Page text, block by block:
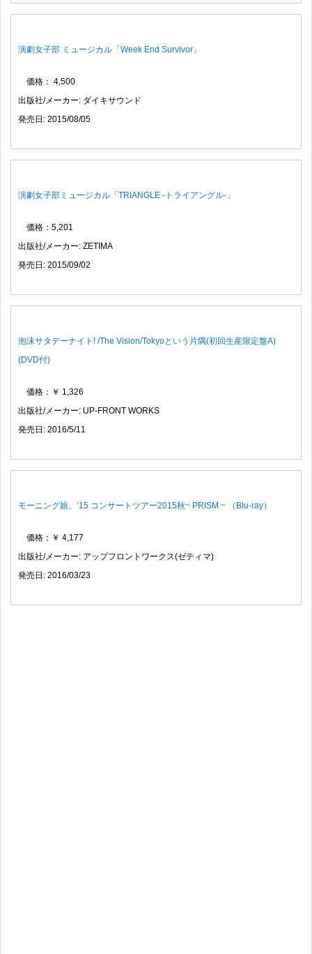
演劇女子部 ミュージカル「Week End Survivor」
価格： 4,500
出版社/メーカー: ダイキサウンド
発売日: 2015/08/05
演劇女子部ミュージカル「TRIANGLE ‐トライアングル‐」
価格：5,201
出版社/メーカー: ZETIMA
発売日: 2015/09/02
泡沫サタデーナイト! /The Vision/Tokyoという片隅(初回生産限定盤A)
(DVD付)
価格：￥ 1,326
出版社/メーカー: UP-FRONT WORKS
発売日: 2016/5/11
モーニング娘。’15 コンサートツアー2015秋~ PRISM ~ （Blu-ray）
価格：￥ 4,177
出版社/メーカー: アップフロントワークス(ゼティマ)
発売日: 2016/03/23